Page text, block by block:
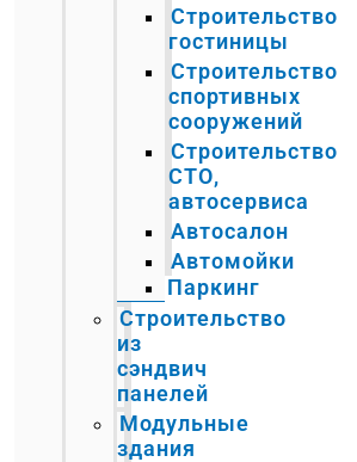
Строительство
гостиницы
Строительство
спортивных
сооружений
Строительство
СТО,
автосервиса
Автосалон
Автомойки
Паркинг
Строительство
из
сэндвич
панелей
Модульные
здания